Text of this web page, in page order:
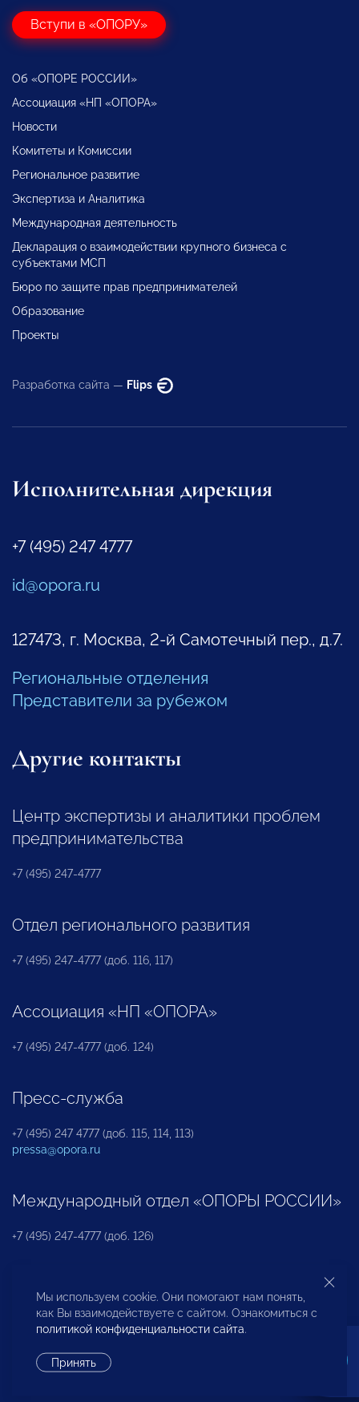
Вступи в «ОПОРУ»
Об «ОПОРЕ РОССИИ»
Ассоциация «НП «ОПОРА»
Новости
Комитеты и Комиссии
Региональное развитие
Экспертиза и Аналитика
Международная деятельность
Декларация о взаимодействии крупного бизнеса с
субъектами МСП
Бюро по защите прав предпринимателей
Образование
Проекты
Разработка сайта — Flips
Исполнительная дирекция
+7 (495) 247 4777
id@opora.ru
127473, г. Москва, 2-й Самотечный пер., д.7.
Региональные отделения
Представители за рубежом
Другие контакты
Центр экспертизы и аналитики проблем
предпринимательства
+7 (495) 247-4777
Отдел регионального развития
+7 (495) 247-4777 (доб. 116, 117)
Ассоциация «НП «ОПОРА»
+7 (495) 247-4777 (доб. 124)
Пресс-служба
+7 (495) 247 4777 (доб. 115, 114, 113)
pressa@opora.ru
Международный отдел «ОПОРЫ РОССИИ»
+7 (495) 247-4777 (доб. 126)
Бюро по защите прав предпринимателей и
инвесторов
Мы используем cookie. Они помогают нам понять,
как Вы взаимодействуете с сайтом. Ознакомиться с
политикой конфиденциальности сайта.
Принять